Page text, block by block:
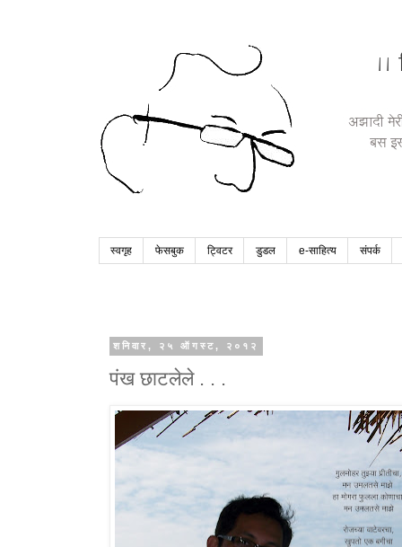
स्वगृह फेसबुक ट्विटर डुडल e-साहित्य संपर्क
शनिवार, २५ ऑगस्ट, २०१२
पंख छाटलेले . . .